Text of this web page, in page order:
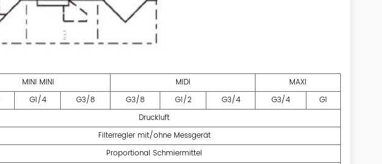
MINI MINI MIDI
MAXI
G1/4 G3/8 G3/8 G1/2 G3/4 G3/4
G1
Druckluft
Filterregler mit/ohne Messgerät
Proportional Schmiermittel